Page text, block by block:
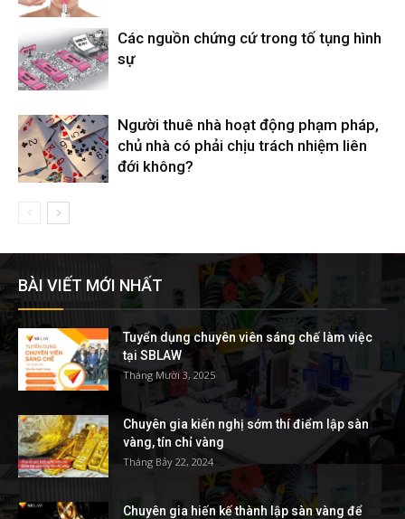
Các nguồn chứng cứ trong tố tụng hình
sự
Người thuê nhà hoạt động phạm pháp,
chủ nhà có phải chịu trách nhiệm liên
đới không?
BÀI VIẾT MỚI NHẤT
Tuyển dụng chuyên viên sáng chế làm việc
tại SBLAW
Tháng Mười 3, 2025
Chuyên gia kiến nghị sớm thí điểm lập sàn
vàng, tín chỉ vàng
Tháng Bảy 22, 2024
Chuyên gia hiến kế thành lập sàn vàng để